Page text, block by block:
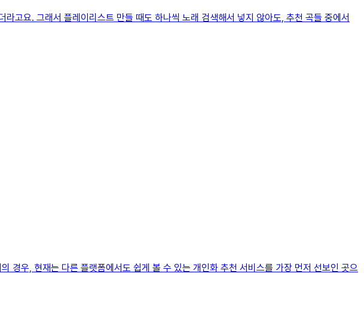
고요. 그래서 플레이리스트 만들 때도 하나씩 노래 검색해서 넣지 않아도, 추천 곡들 중에서
경우, 현재는 다른 플랫폼에서도 쉽게 볼 수 있는 개인화 추천 서비스를 가장 먼저 선보인 곳으